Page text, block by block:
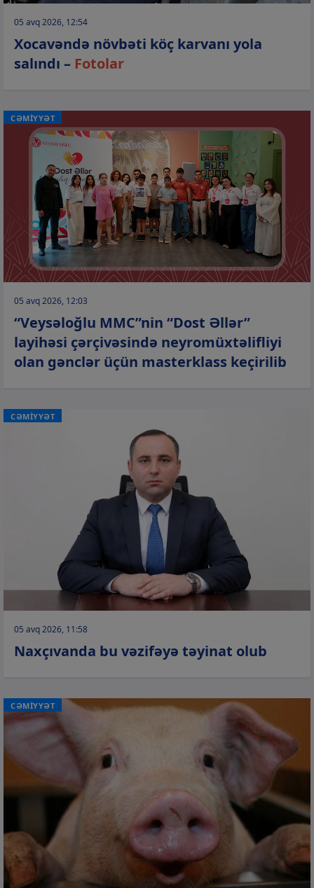
05 avq 2026, 12:54
Xocavəndə növbəti köç karvanı yola
salındı – Fotolar
CƏMİYYƏT
05 avq 2026, 12:03
“Veysəloğlu MMC”nin “Dost Əllər”
layihəsi çərçivəsində neyromüxtəlifliyi
olan gənclər üçün masterklass keçirilib
CƏMİYYƏT
05 avq 2026, 11:58
Naxçıvanda bu vəzifəyə təyinat olub
CƏMİYYƏT